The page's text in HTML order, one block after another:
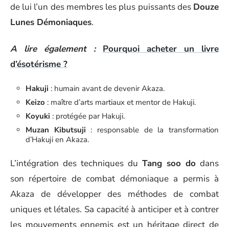
de lui l’un des membres les plus puissants des Douze
Lunes Démoniaques.
A lire également :
Pourquoi acheter un livre
d’ésotérisme ?
Hakuji : humain avant de devenir Akaza.
Keizo : maître d’arts martiaux et mentor de Hakuji.
Koyuki : protégée par Hakuji.
Muzan Kibutsuji : responsable de la transformation
d’Hakuji en Akaza.
L’intégration des techniques du Tang soo do dans
son répertoire de combat démoniaque a permis à
Akaza de développer des méthodes de combat
uniques et létales. Sa capacité à anticiper et à contrer